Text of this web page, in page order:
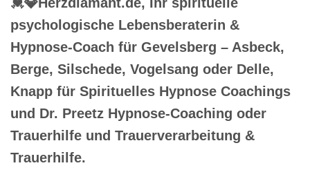
psychologische Lebensberaterin &
Hypnose-Coach für Gevelsberg – Asbeck,
Berge, Silschede, Vogelsang oder Delle,
Knapp für Spirituelles Hypnose Coachings
und Dr. Preetz Hypnose-Coaching oder
Trauerhilfe und Trauerverarbeitung &
Trauerhilfe.